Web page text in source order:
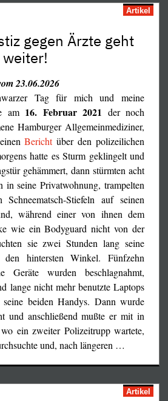
wieder im Gefängnis – nach dem
Rachejustiz des Corona-
für weitere fasteineinhalb Jahre,
2024 bereits 16 Monate wie ein
gefangengehalten
monatelangen Schauprozeß vom
worden war.
Artikel
gegen Ärzte geht
23.06.2026
Tag für mich und meine
am16. Februar 2021 der noch
Hamburger Allgemeinmediziner,
Berichtüber den polizeilichen
hatte es Sturm geklingelt und
gehämmert, dann stürmten acht
in seine Privatwohnung, trampelten
Stiefeln auf seinen
während einer von ihnen dem
wie ein Bodyguard nicht von der
sie zwei Stunden lang seine
hintersten Winkel. Fünfzehn
Geräte wurden beschlagnahmt,
lange nicht mehr benutzte Laptops
seine beiden Handys. Dann wurde
und anschließend mußte er mit in
ein zweiter Polizeitrupp wartete,
und, nach längeren …
Artikel